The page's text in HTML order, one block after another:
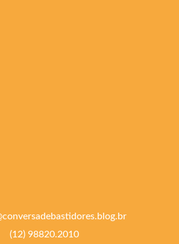
(12) 98820.2010